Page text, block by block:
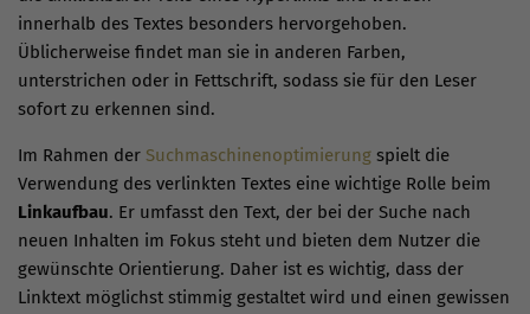
innerhalb des Textes besonders hervorgehoben.
Üblicherweise findet man sie in anderen Farben,
unterstrichen oder in Fettschrift, sodass sie für den Leser
sofort zu erkennen sind.
Im Rahmen der Suchmaschinenoptimierung spielt die
Verwendung des verlinkten Textes eine wichtige Rolle beim
Linkaufbau. Er umfasst den Text, der bei der Suche nach
neuen Inhalten im Fokus steht und bieten dem Nutzer die
gewünschte Orientierung. Daher ist es wichtig, dass der
Linktext möglichst stimmig gestaltet wird und einen gewissen